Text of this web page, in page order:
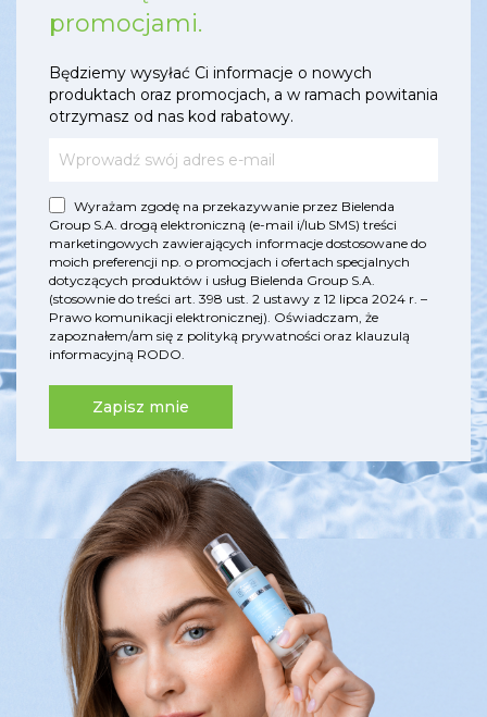
promocjami.
Będziemy wysyłać Ci informacje o nowych
produktach oraz promocjach, a w ramach powitania
otrzymasz od nas kod rabatowy.
Wyrażam zgodę na przekazywanie przez Bielenda
Group S.A. drogą elektroniczną (e-mail i/lub SMS) treści
marketingowych zawierających informacje dostosowane do
moich preferencji np. o promocjach i ofertach specjalnych
dotyczących produktów i usług Bielenda Group S.A.
(stosownie do treści art. 398 ust. 2 ustawy z 12 lipca 2024 r. –
Prawo komunikacji elektronicznej). Oświadczam, że
zapoznałem/am się z polityką prywatności oraz klauzulą
informacyjną RODO.
Zapisz mnie